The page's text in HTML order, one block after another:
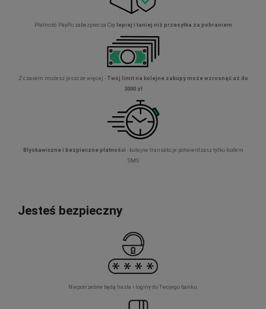
Płatność PayPo zabezpiecza Cię lepiej i taniej niż przesyłka za pobraniem
Z czasem możesz jeszcze więcej - Twój limit na kolejne zakupy może wzrosnąć aż do
3000 zł
Błyskawiczne i bezpieczne płatności - kolejne transakcje potwierdzasz tylko kodem
SMS
Jesteś bezpieczny
Niepotrzebne będą hasła i loginy do Twojego banku.